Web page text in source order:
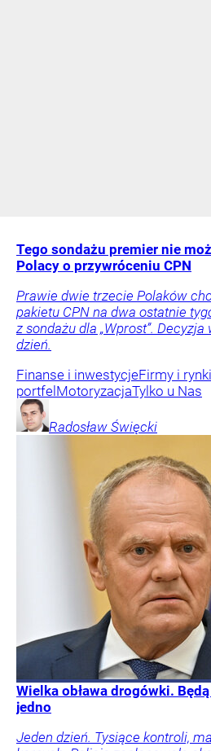
Tego sondażu premier nie
Polacy o przywróceniu CPN
Prawie dwie trzecie Polaków
pakietu CPN na dwa ostatnie
z sondażu dla „Wprost”.
dzień.
Finanse i inwestycjeFirmy i rynki
portfel MotoryzacjaTylko u Nas
Radosław Święcki
Wielka obława drogówki.
jedno
Jeden dzień. Tysiące kontroli,